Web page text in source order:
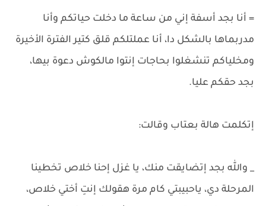
= أنا بجد أسفة إني من ساعة ما دخلت حياتكم وأنا
مدربماها بالشكل دا، أنا عملتلكم قلق كتير الفترة الأخيرة
ومخلياكم تنشغلوا بحاجات إنتوا مالكوش دعوة بيها،
بجد حقكم عليا.
إتكلمت هالة بعتاب وقالت:
_ والله بجد إتضايقت منك، يا غزل إحنا خلاص تخطينا
المرحلة دي، ياحبيبتي كام مرة هقولك إنتِ أختي خلاص،